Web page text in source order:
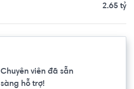
2.65 tỷ
Chuyên viên đã sẵn
sàng hỗ trợ!